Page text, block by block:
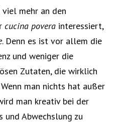
viel mehr an den
cucina povera interessiert,
. Denn es ist vor allem die
und weniger die
Zutaten, die wirklich
man nichts hat außer
man kreativ bei der
und Abwechslung zu